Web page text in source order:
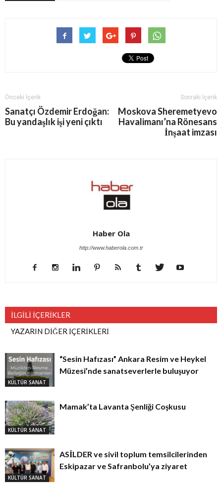
Önceki İçerik
Sanatçı Özdemir Erdoğan:
Bu yandaşlık işi yeni çıktı
Sonraki İçerik
Moskova Sheremetyevo
Havalimanı’na Rönesans
İnşaat imzası
Haber Ola
http://www.haberola.com.tr
İLGİLİ İÇERİKLER
YAZARIN DİĞER İÇERİKLERİ
KÜLTÜR SANAT
“Sesin Hafızası” Ankara Resim ve Heykel
Müzesi’nde sanatseverlerle buluşuyor
KÜLTÜR SANAT
Mamak’ta Lavanta Şenliği Coşkusu
KÜLTÜR SANAT
ASİLDER ve sivil toplum temsilcilerinden
Eskipazar ve Safranbolu’ya ziyaret